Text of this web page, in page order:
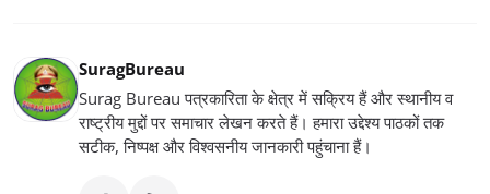
SuragBureau
Surag Bureau पत्रकारिता के क्षेत्र में सक्रिय हैं और स्थानीय व
राष्ट्रीय मुद्दों पर समाचार लेखन करते हैं। हमारा उद्देश्य पाठकों तक
सटीक, निष्पक्ष और विश्वसनीय जानकारी पहुंचाना हैं।